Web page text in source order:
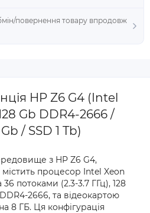
повернення товару впродовж
HP Z6 G4 (Intel
Gb DDR4-2666 /
/ SSD 1 Tb)
з HP Z6 G4,
процесор Intel Xeon
потоками (2.3-3.7 ГГц), 128
2666, та відеокартою
8 ГБ. Ця конфігурація